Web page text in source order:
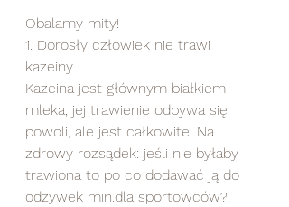
Obalamy mity!
1. Dorosły człowiek nie trawi
kazeiny.
Kazeina jest głównym białkiem
mleka, jej trawienie odbywa się
powoli, ale jest całkowite. Na
zdrowy rozsądek: jeśli nie byłaby
trawiona to po co dodawać ją do
odżywek min.dla sportowców?